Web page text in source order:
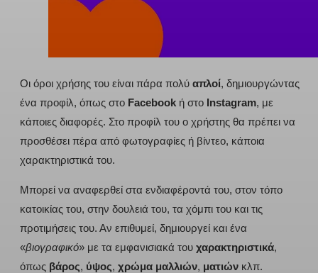
Οι όροι χρήσης του είναι πάρα πολύ απλοί, δημιουργώντας
ένα προφίλ, όπως στο Facebook ή στο Instagram, με
κάποιες διαφορές. Στο προφίλ του ο χρήστης θα πρέπει να
προσθέσει πέρα από φωτογραφίες ή βίντεο, κάποια
χαρακτηριστικά του.
Μπορεί να αναφερθεί στα ενδιαφέροντά του, στον τόπο
κατοικίας του, στην δουλειά του, τα χόμπι του και τις
προτιμήσεις του. Αν επιθυμεί, δημιουργεί και ένα
«βιογραφικό» με τα εμφανισιακά του χαρακτηριστικά,
όπως βάρος, ύψος, χρώμα μαλλιών, ματιών κλπ.